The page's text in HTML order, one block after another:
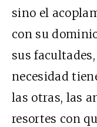
sino el
con su
sus
necesidad
las otras, las
resortes con